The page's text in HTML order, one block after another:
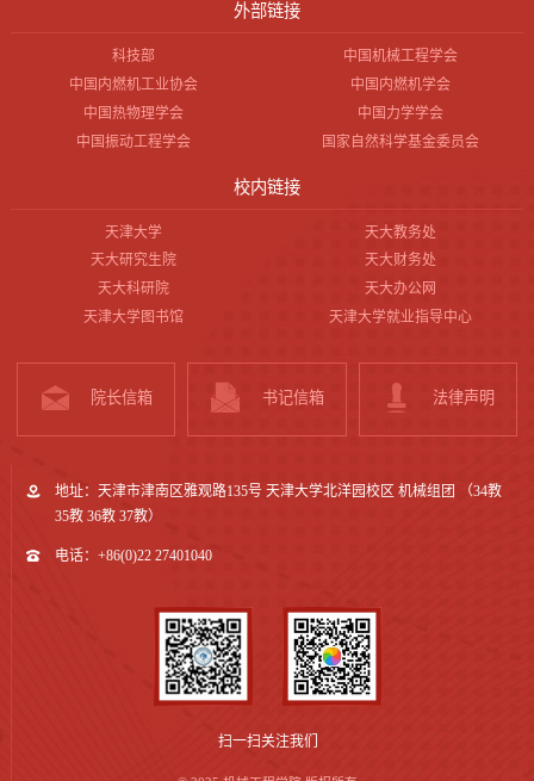
外部链接
科技部
中国机械工程学会
中国内燃机工业协会
中国内燃机学会
中国热物理学会
中国力学学会
中国振动工程学会
国家自然科学基金委员会
校内链接
天津大学
天大教务处
天大研究生院
天大财务处
天大科研院
天大办公网
天津大学图书馆
天津大学就业指导中心
院长信箱 书记信箱 法律声明
地址：天津市津南区雅观路135号 天津大学北洋园校区 机械组团 （34教
35教 36教 37教）
电话：+86(0)22 27401040
扫一扫关注我们